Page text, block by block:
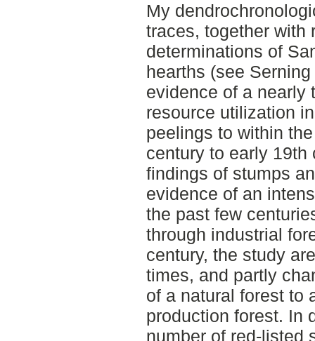
My
traces, together with
determinations of
hearths (see
evidence of a nearly
resource utilization
peelings to within
century to early 19th
findings of stumps
evidence of an
the past few
through industrial
century, the study
times, and partly
of a natural forest to
production forest. In
number of red-listed